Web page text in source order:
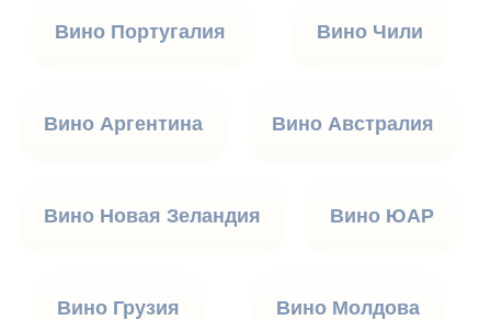
Вино Португалия Вино Чили
Вино Аргентина Вино Австралия
Вино Новая Зеландия Вино ЮАР
Вино Грузия Вино Молдова